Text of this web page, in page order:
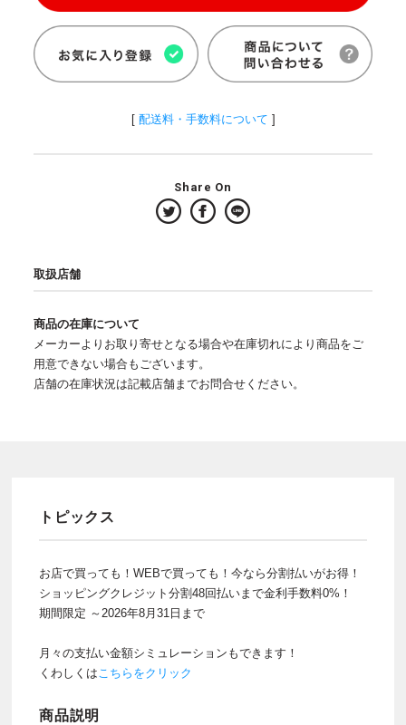
[ 配送料・手数料について ]
Share On
取扱店舗
商品の在庫について
メーカーよりお取り寄せとなる場合や在庫切れにより商品をご
用意できない場合もございます。
店舗の在庫状況は記載店舗までお問合せください。
トピックス
お店で買っても！WEBで買っても！今なら分割払いがお得！
ショッピングクレジット分割48回払いまで金利手数料0%！
期間限定 ～2026年8月31日まで
月々の支払い金額シミュレーションもできます！
くわしくはこちらをクリック
商品説明